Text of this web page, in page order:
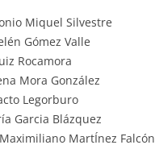
Miquel Silvestre
Gómez Valle
Rocamora
Mora González
Legorburo
Garcia Blázquez
MartÍnez Falcón